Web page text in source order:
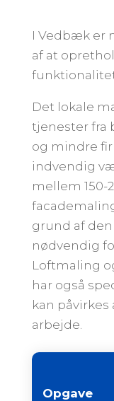
I Vedbæk er
af at
Det lokale
tjenester fra
og mindre
indvendig
mellem 150-
grund af
nødvendig
Loftmaling
har også
kan
arbejde.
Opgave